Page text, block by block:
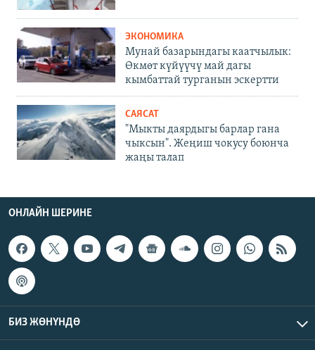
ЭКОНОМИКА
Мунай базарындагы каатчылык:
Өкмөт күйүүчү май дагы
кымбаттай турганын эскертти
САЯСАТ
"Мыкты даярдыгы барлар гана
чыксын". Жеңиш чокусу боюнча
жаңы талап
ОНЛАЙН ШЕРИНЕ
БИЗ ЖӨНҮНДӨ